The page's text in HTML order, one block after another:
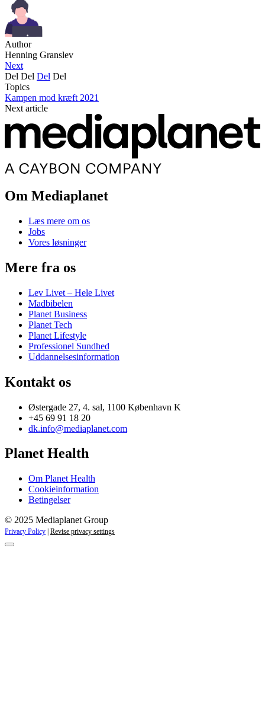
Author
Henning Granslev
Next
Del Del Del Del
Topics
Kampen mod kræft 2021
Next article
Om Mediaplanet
Læs mere om os
Jobs
Vores løsninger
Mere fra os
Lev Livet – Hele Livet
Madbibelen
Planet Business
Planet Tech
Planet Lifestyle
Professionel Sundhed
Uddannelsesinformation
Kontakt os
Østergade 27, 4. sal, 1100 København K
+45 69 91 18 20
dk.info@mediaplanet.com
Planet Health
Om Planet Health
Cookieinformation
Betingelser
© 2025 Mediaplanet Group
Privacy Policy Revise privacy settings